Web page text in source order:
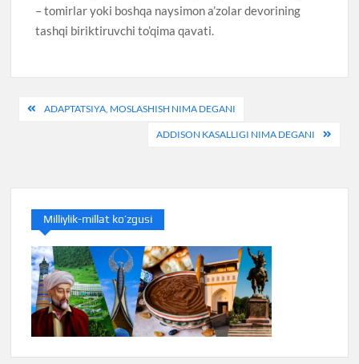
– tomirlar yoki boshqa naysimon a’zolar devorining
tashqi biriktiruvchi to’qima qavati.
PostADAPTATSIYA, MOSLASHISH NIMA DEGANI
ADDISON KASALLIGI NIMA DEGANI
Milliylik-millat ko’zgusi